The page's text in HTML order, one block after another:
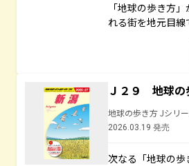
「地球の歩き方
れる街を地元目線
Ｊ２９ 地球
地球の歩き方 Jシリー
2026.03.19 発売
次なる「地球の